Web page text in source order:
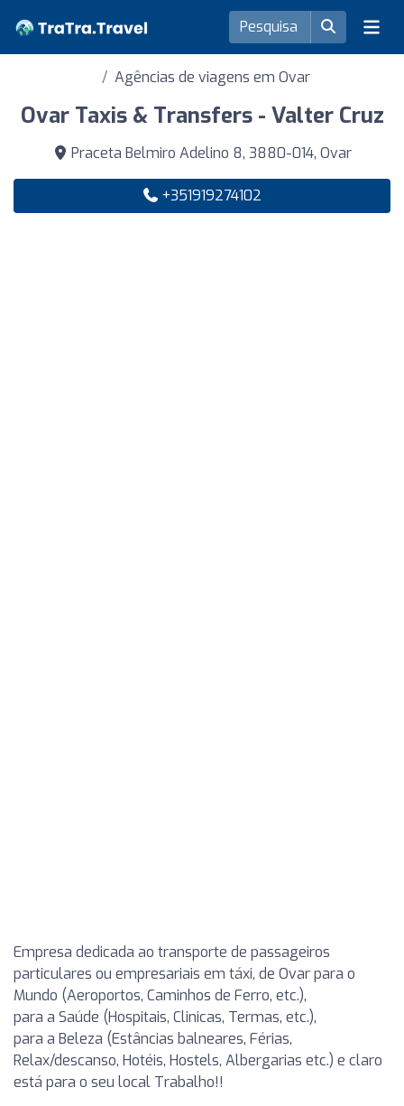
Agências de viagens em Ovar
Ovar Taxis & Transfers - Valter Cruz
Praceta Belmiro Adelino 8, 3880-014, Ovar
+351919274102
Empresa dedicada ao transporte de passageiros
particulares ou empresariais em táxi, de Ovar para o
Mundo (Aeroportos, Caminhos de Ferro, etc.),
para a Saúde (Hospitais, Clinicas, Termas, etc.),
para a Beleza (Estâncias balneares, Férias,
Relax/descanso, Hotéis, Hostels, Albergarias etc.) e claro
está para o seu local Trabalho!!